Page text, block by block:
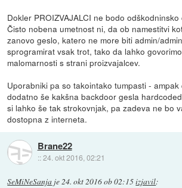
Dokler PROIZVAJALCI ne bodo
Čisto nobena umetnost ni, da ob namestitvi
zanovo geslo, katero ne more biti admin/
sprogramirat vsak trot, tako da lahko
malomarnosti s strani proizvajalcev.
Uporabniki pa so takointako tumpasti -
dodatno še kakšna backdoor gesla
si lahko še tak strokovnjak, pa zadeva ne bo
dostopna z interneta.
Brane22
::24. okt 2016, 02:21
SeMiNeSanja je24. okt 2016 ob 02:15izjavil: